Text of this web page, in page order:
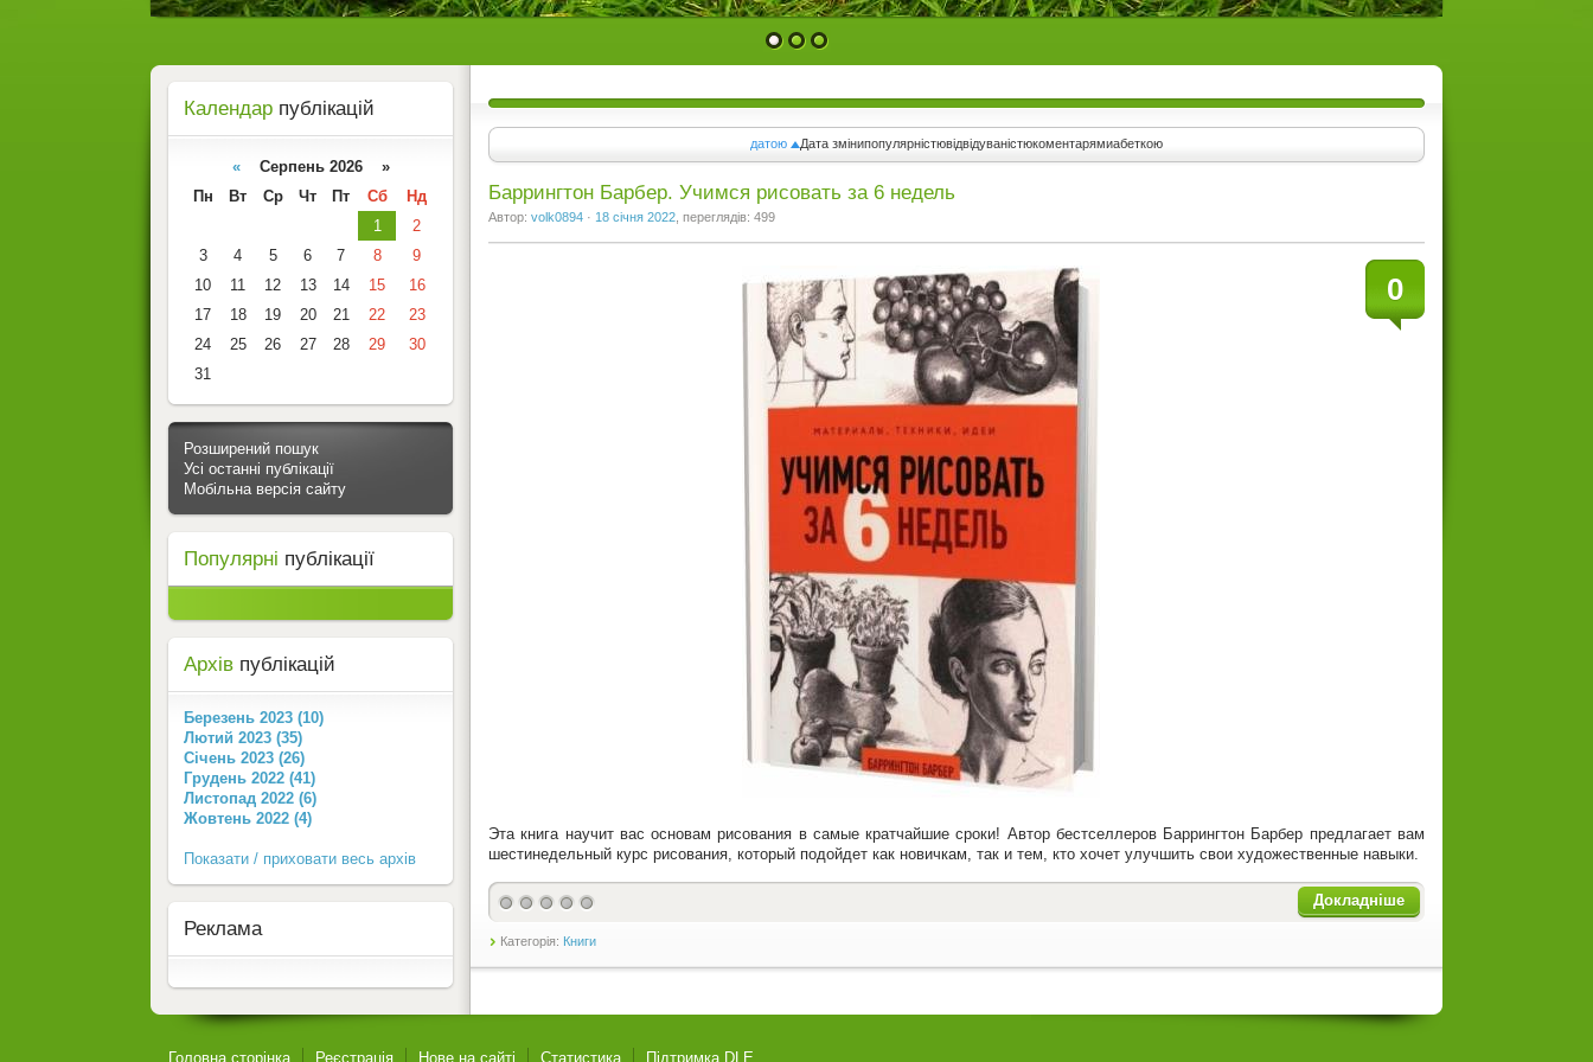
1 2 3
датою Дата змінипопулярністювідвідуваністюкоментарямиабеткою
Баррингтон Барбер. Учимся рисовать за 6 недель
Автор: volk0894 · 18 січня 2022 , переглядів: 499
0
Эта книга научит вас основам рисования в самые кратчайшие сроки! Автор бестселлеров Баррингтон Барбер предлагает вам
шестинедельный курс рисования, который подойдет как новичкам, так и тем, кто хочет улучшить свои художественные навыки.
Докладніше
Категорія: Книги
Календар публікацій
«Серпень 2026 »
Пн
Вт Ср Чт Пт Сб
Нд
1
2
3
4 5 6 7 8
9
10
11 12 13 14 15
16
17
18 19 20 21 22
23
24
25 26 27 28 29
30
31
Розширений пошук
Усі останні публікації
Мобільна версія сайту
Популярні публікації
Архів публікацій
Березень 2023 (10)
Лютий 2023 (35)
Січень 2023 (26)
Грудень 2022 (41)
Листопад 2022 (6)
Жовтень 2022 (4)
Показати / приховати весь архів
Реклама
Головна сторінка Реєстрація Нове на сайті Статистика Підтримка DLE